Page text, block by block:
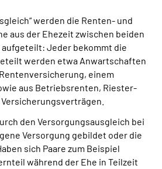
(DGS)
werden die Renten- und
aus der Ehezeit zwischen beiden
Jeder bekommt die
werden etwa Anwartschaften
einem
aus Betriebsrenten, Riester-
den Versorgungsausgleich bei
Versorgung gebildet oder die
sich Paare zum Beispiel
während der Ehe in Teilzeit